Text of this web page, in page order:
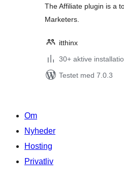
The Affiliate plugin is a
Marketers.
itthinx
30+ aktive
Testet med 7.0.3
Om
Nyheder
Hosting
Privatliv